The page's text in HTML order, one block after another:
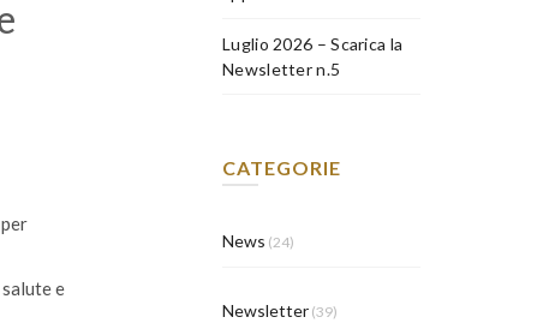
e
Luglio 2026 – Scarica la
Newsletter n.5
CATEGORIE
News (24)
Newsletter (39)